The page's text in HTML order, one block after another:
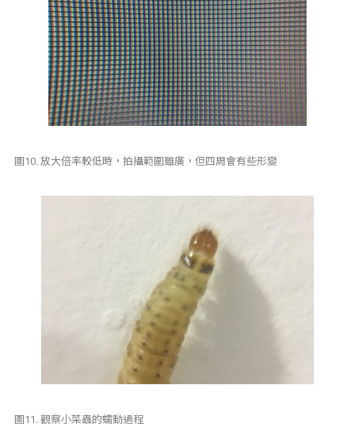
圖10. 放大倍率較低時，拍攝範圍雖廣，但四周會有些形變
圖11. 觀察小菜蟲的蠕動過程